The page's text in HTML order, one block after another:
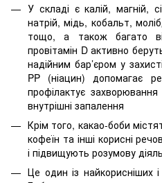
У складі є калій, магній,
натрій, мідь, кобальт,
тощо, а також багато
провітамін D активно
надійним бар’єром у
PP (ніацин) допомагає
профілактує
внутрішні запалення
Крім того, какао-боби
кофеїн та інші корисні
і підвищують розумову
Це один із найкорисніших